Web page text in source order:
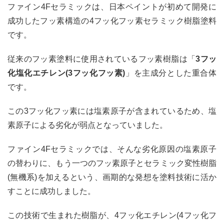
フッ
ッ素
ター
ペン
可溶
料
2
イン
4Fセ
ラミ
ック
のメ
リッ
ファイン4Fセラミックは、日本ペイントが初めて開発に
成功したフッ素構造の4フッ化フッ素セラミック樹脂塗料
です。
従来のフッ素塗料に使用されているフッ素樹脂は「3フッ
化塩化エチレン(3フッ化フッ素) 」を主成分とした重合体
です。
この3フッ化フッ素には塩素原子が含まれているため、塩
素原子による劣化が弱点となっていました。
ファイン4Fセラミックでは、そんな劣化原因の塩素原子
の替わりに、もう一つのフッ素原子とセラミック変性樹脂
(無機系)を加えるという、画期的な発想を塗料技術に活か
すことに成功しました。
この技術で生まれた樹脂が、4フッ化エチレン(4フッ化フ